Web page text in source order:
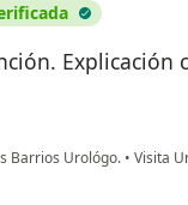
Explicación
Barrios Urológo. • Visita